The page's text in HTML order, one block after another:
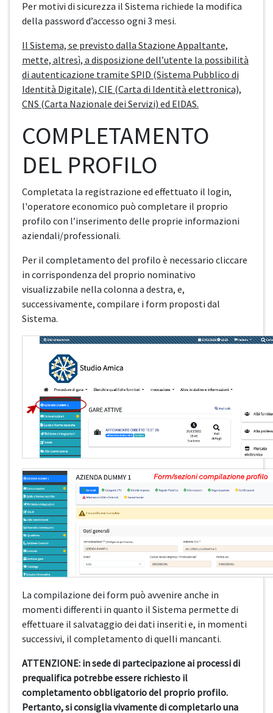
Per motivi di sicurezza il Sistema richiede la modifica
della password d’accesso ogni 3 mesi.
Il Sistema, se previsto dalla Stazione Appaltante,
mette, altresì, a disposizione dell’utente la possibilità
di autenticazione tramite SPID (Sistema Pubblico di
Identità Digitale), CIE (Carta di Identità elettronica),
CNS (Carta Nazionale dei Servizi) ed EIDAS.
COMPLETAMENTO
DEL PROFILO
Completata la registrazione ed effettuato il login,
l'operatore economico può completare il proprio
profilo con l’inserimento delle proprie informazioni
aziendali/professionali.
Per il completamento del profilo è necessario cliccare
in corrispondenza del proprio nominativo
visualizzabile nella colonna a destra, e,
successivamente, compilare i form proposti dal
Sistema.
La compilazione dei form può avvenire anche in
momenti differenti in quanto il Sistema permette di
effettuare il salvataggio dei dati inseriti e, in momenti
successivi, il completamento di quelli mancanti.
ATTENZIONE: in sede di partecipazione ai processi di
prequalifica potrebbe essere richiesto il
completamento obbligatorio del proprio profilo.
Pertanto, si consiglia vivamente di completarlo una